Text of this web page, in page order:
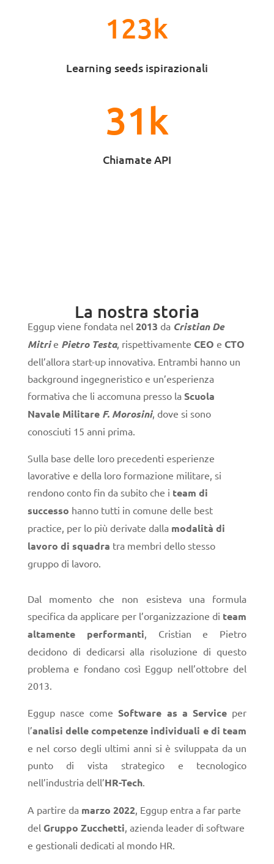
123k
Learning seeds ispirazionali
31k
Chiamate API
La nostra storia
Eggup viene fondata nel 2013 da Cristian De
Mitrie Pietro Testa, rispettivamente CEO e CTO
dell’allora start-up innovativa. Entrambi hanno un
background ingegneristico e un’esperienza
formativa che li accomuna presso la Scuola
Navale Militare F. Morosini, dove si sono
conosciuti 15 anni prima.
Sulla base delle loro precedenti esperienze
lavorative e della loro formazione militare, si
rendono conto fin da subito che i team di
successo hanno tutti in comune delle best
practice, per lo più derivate dalla modalità di
lavoro di squadra tra membri dello stesso
gruppo di lavoro.
Dal momento che non esisteva una formula
specifica da applicare per l’organizzazione di team
altamente performanti, Cristian e Pietro
decidono di dedicarsi alla risoluzione di questo
problema e fondano così Eggup nell’ottobre del
2013.
Eggup nasce comeSoftware as a Service per
l’analisi delle competenze individuali e di team
e nel corso degli ultimi anni si è sviluppata da un
punto di vista strategico e tecnologico
nell’industria dell’HR-Tech.
A partire da marzo 2022, Eggup entra a far parte
del Gruppo Zucchetti, azienda leader di software
e gestionali dedicati al mondo HR.